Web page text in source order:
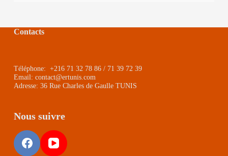
Contacts
Téléphone: +216 71 32 78 86 / 71 39 72 39
Email: contact@ertunis.com
Adresse: 36 Rue Charles de Gaulle TUNIS
Nous suivre